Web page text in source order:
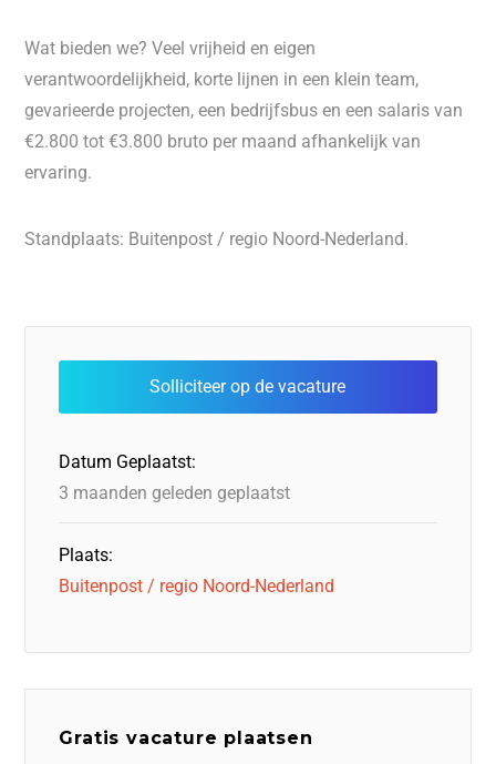
Wat bieden we? Veel vrijheid en eigen
verantwoordelijkheid, korte lijnen in een klein team,
gevarieerde projecten, een bedrijfsbus en een salaris van
€2.800 tot €3.800 bruto per maand afhankelijk van
ervaring.
Standplaats: Buitenpost / regio Noord-Nederland.
Datum Geplaatst:
3 maanden geleden geplaatst
Plaats:
Buitenpost / regio Noord-Nederland
Gratis vacature plaatsen